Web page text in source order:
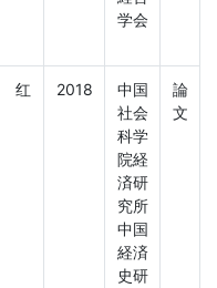
学会
红
2018
中国
社会
科学
院経
済研
究所
中国
経済
史研
論
文